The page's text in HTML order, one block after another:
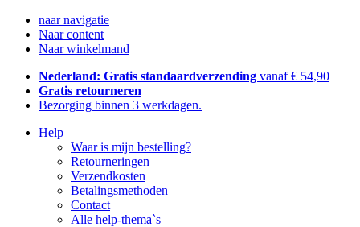
naar navigatie
Naar content
Naar winkelmand
Nederland: Gratis standaardverzending vanaf € 54,90
Gratis retourneren
Bezorging binnen 3 werkdagen.
Help
Waar is mijn bestelling?
Retourneringen
Verzendkosten
Betalingsmethoden
Contact
Alle help-thema`s